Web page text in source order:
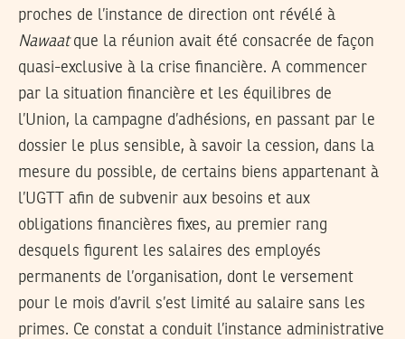
proches de l’instance de direction ont révélé à
Nawaatque la réunion avait été consacrée de façon
quasi-exclusive à la crise financière. A commencer
par la situation financière et les équilibres de
l’Union, la campagne d’adhésions, en passant par le
dossier le plus sensible, à savoir la cession, dans la
mesure du possible, de certains biens appartenant à
l’UGTT afin de subvenir aux besoins et aux
obligations financières fixes, au premier rang
desquels figurent les salaires des employés
permanents de l’organisation, dont le versement
pour le mois d’avril s’est limité au salaire sans les
primes. Ce constat a conduit l’instance administrative